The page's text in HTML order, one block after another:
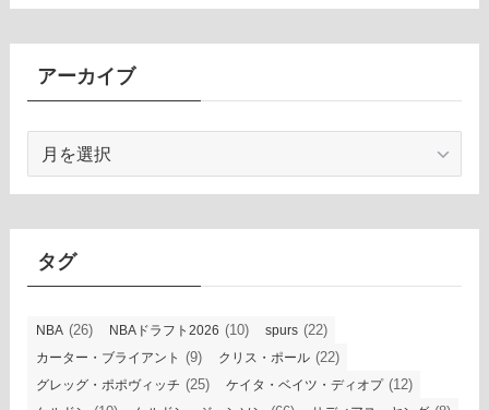
アーカイブ
カ
イ
タグ
NBA (26) NBAドラフト2026 (10) spurs (22)
カーター・ブライアント (9) クリス・ポール (22)
グレッグ・ポポヴィッチ (25) ケイタ・ベイツ・ディオプ(12)